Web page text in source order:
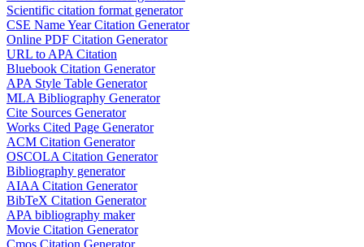
Scientific citation format generator
CSE Name Year Citation Generator
Online PDF Citation Generator
URL to APA Citation
Bluebook Citation Generator
APA Style Table Generator
MLA Bibliography Generator
Cite Sources Generator
Works Cited Page Generator
ACM Citation Generator
OSCOLA Citation Generator
Bibliography generator
AIAA Citation Generator
BibTeX Citation Generator
APA bibliography maker
Movie Citation Generator
Cmos Citation Generator